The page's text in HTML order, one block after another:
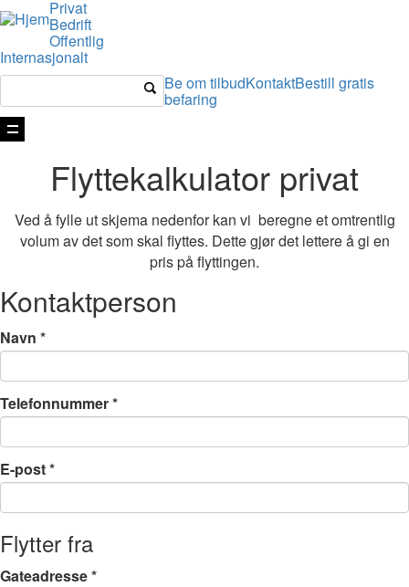
Privat
Bedrift
Offentlig
Internasjonalt
Be om tilbudKontaktBestill gratis
befaring
Vis
Flyttekalkulator privat
Ved å fylle ut skjema nedenfor kan vi beregne et omtrentlig
volum av det som skal flyttes. Dette gjør det lettere å gi en
pris på flyttingen.
Kontaktperson
Navn *
Telefonnummer*
E-post*
Flytter fra
Gateadresse*